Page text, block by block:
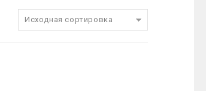
Исходная сортировка